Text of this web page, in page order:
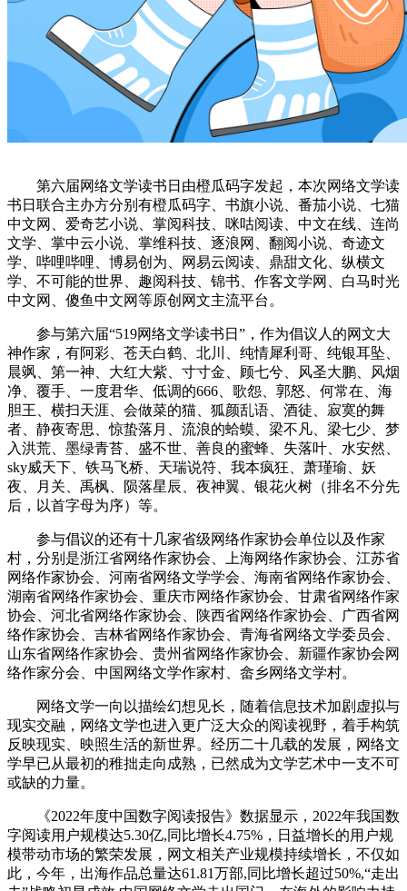
第六届网络文学读书日由橙瓜码字发起，本次网络文学读
书日联合主办方分别有橙瓜码字、书旗小说、番茄小说、七猫
中文网、爱奇艺小说、掌阅科技、咪咕阅读、中文在线、连尚
文学、掌中云小说、掌维科技、逐浪网、翻阅小说、奇迹文
学、哔哩哔哩、博易创为、网易云阅读、鼎甜文化、纵横文
学、不可能的世界、趣阅科技、锦书、作客文学网、白马时光
中文网、傻鱼中文网等原创网文主流平台。
参与第六届“519网络文学读书日”，作为倡议人的网文大
神作家，有阿彩、苍天白鹤、北川、纯情犀利哥、纯银耳坠、
晨飒、第一神、大红大紫、寸寸金、顾七兮、风圣大鹏、风烟
净、覆手、一度君华、低调的666、歌怨、郭怒、何常在、海
胆王、横扫天涯、会做菜的猫、狐颜乱语、酒徒、寂寞的舞
者、静夜寄思、惊蛰落月、流浪的蛤蟆、梁不凡、梁七少、梦
入洪荒、墨绿青苔、盛不世、善良的蜜蜂、失落叶、水安然、
sky威天下、铁马飞桥、天瑞说符、我本疯狂、萧瑾瑜、妖
夜、月关、禹枫、陨落星辰、夜神翼、银花火树（排名不分先
后，以首字母为序）等。
参与倡议的还有十几家省级网络作家协会单位以及作家
村，分别是浙江省网络作家协会、上海网络作家协会、江苏省
网络作家协会、河南省网络文学学会、海南省网络作家协会、
湖南省网络作家协会、重庆市网络作家协会、甘肃省网络作家
协会、河北省网络作家协会、陕西省网络作家协会、广西省网
络作家协会
吉林省网络作家协会、青海省网络文学委员会
山东省网络作家协会、 贵州省网络作家协会、新疆作家协会网
络作家分会、中国网络文学作家村、畲乡网络文学村。
网络文学一向以描绘幻想见长，随着信息技术加剧虚拟与
现实交融，网络文学也进入更广泛大众的阅读视野，着手构筑
反映现实、映照生活的新世界。经历二十几载的发展，网络文
学早已从最初的稚拙走向成熟，已然成为文学艺术中一支不可
或缺的力量。
《2022年度中国数字阅读报告》数据显示，2022年我国数
字阅读用户规模达5.30亿,同比增长4.75%，日益增长的用户规
模带动市场的繁荣发展，网文相关产业规模持续增长，不仅如
此，今年，出海作品总量达61.81万部,同比增长超过50%,“走出